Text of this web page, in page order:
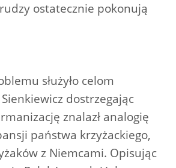
ostatecznie pokonują
służyło celom
dostrzegając
znalazł analogię
państwa krzyżackiego,
z Niemcami. Opisując